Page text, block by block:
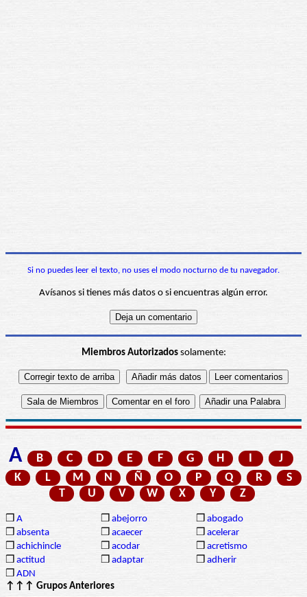
Si no puedes leer el texto, no uses el modo nocturno de tu navegador.
Avísanos si tienes más datos o si encuentras algún error.
Miembros Autorizadossolamente:
A B C D E F G H
J
K
L M N Ñ O P Q R
S
T
U V W X Y Z
❒ A ❒ abejorro ❒ abogado
❒ absenta ❒ acaecer ❒ acelerar
❒ achichincle ❒ acodar ❒ acretismo
❒ actitud ❒ adaptar ❒ adherir
❒ ADN
↑↑↑ Grupos Anteriores